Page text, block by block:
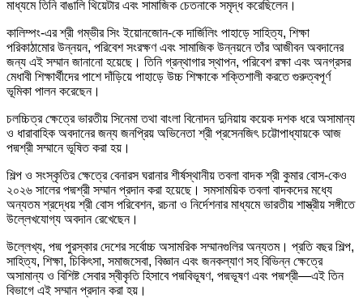
মাধ্যমে তিনি বাঙালি থিয়েটার এবং সামাজিক চেতনাকে সমৃদ্ধ করেছিলেন।
কালিম্পং-এর শ্রী গম্ভীর সিং ইয়োনজোন-কে দার্জিলিং পাহাড়ে সাহিত্য, শিক্ষা
পরিকাঠামোর উন্নয়ন, পরিবেশ সংরক্ষণ এবং সামাজিক উন্নয়নে তাঁর আজীবন অবদানের
জন্য এই সম্মান জানানো হয়েছে। তিনি গ্রন্থাগার স্থাপন, পরিবেশ রক্ষা এবং অনগ্রসর
মেধাবী শিক্ষার্থীদের পাশে দাঁড়িয়ে পাহাড়ে উচ্চ শিক্ষাকে শক্তিশালী করতে গুরুত্বপূর্ণ
ভূমিকা পালন করেছেন।
চলচ্চিত্র ক্ষেত্রে ভারতীয় সিনেমা তথা বাংলা বিনোদন দুনিয়ায় কয়েক দশক ধরে অসামান্য
ও ধারাবাহিক অবদানের জন্য জনপ্রিয় অভিনেতা শ্রী প্রসেনজিৎ চট্টোপাধ্যায়কে আজ
পদ্মশ্রী সম্মানে ভূষিত করা হয়।
শিল্প ও সংস্কৃতির ক্ষেত্রে বেনারস ঘরানার শীর্ষস্থানীয় তবলা বাদক শ্রী কুমার বোস-কেও
২০২৬ সালের পদ্মশ্রী সম্মান প্রদান করা হয়েছে। সমসাময়িক তবলা বাদকদের মধ্যে
অন্যতম শ্রদ্ধেয় শ্রী বোস পরিবেশন, রচনা ও নির্দেশনার মাধ্যমে ভারতীয় শাস্ত্রীয় সঙ্গীতে
উল্লেখযোগ্য অবদান রেখেছেন।
উল্লেখ্য, পদ্ম পুরস্কার দেশের সর্বোচ্চ অসামরিক সম্মানগুলির অন্যতম। প্রতি বছর শিল্প,
সাহিত্য, শিক্ষা, চিকিৎসা, সমাজসেবা, বিজ্ঞান এবং জনকল্যাণ সহ বিভিন্ন ক্ষেত্রে
অসামান্য ও বিশিষ্ট সেবার স্বীকৃতি হিসাবে পদ্মবিভূষণ, পদ্মভূষণ এবং পদ্মশ্রী—এই তিন
বিভাগে এই সম্মান প্রদান করা হয়।